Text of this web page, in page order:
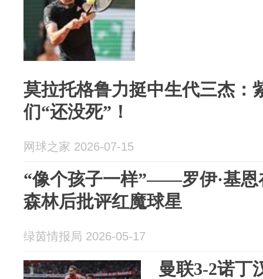
莫拉托格鲁力挺中生代三杰：
们“还没死”！
网球之家 2026-07-15
“像个孩子一样”——罗伊·基恩
森林后批评红魔球星
绿茵情报局 2026-05-17
曼联3-2诺丁